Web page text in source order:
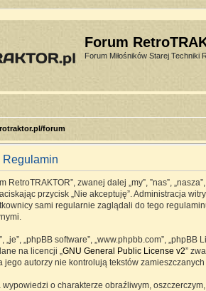
Forum
Forum Miłośników Starej Techniki
forum
Regulamin
RetroTRAKTOR”, zwanej dalej „my”, ”nas”,
przycisk „Nie akceptuję”. Administracja
sami regularnie zaglądali do tego
„je”, „phpBB software”, „www.phpbb.com”,
na licencji „GNU General Public License v2”
jego autorzy nie kontrolują tekstów
o charakterze obraźliwym,